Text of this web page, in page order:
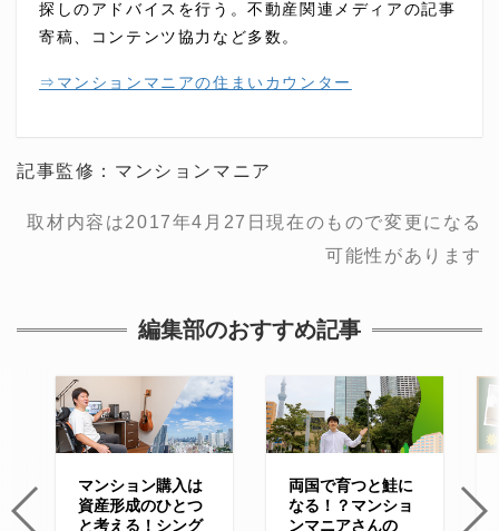
探しのアドバイスを行う。不動産関連メディアの記事
寄稿、コンテンツ協力など多数。
⇒マンションマニアの住まいカウンター
記事監修：マンションマニア
取材内容は2017年4月27日現在のもので変更になる
可能性があります
編集部のおすすめ記事
マンション購入は
資産形成のひとつ
と考える！シング
両国で育つと鮭に
なる！？マンショ
ンマニアさんの